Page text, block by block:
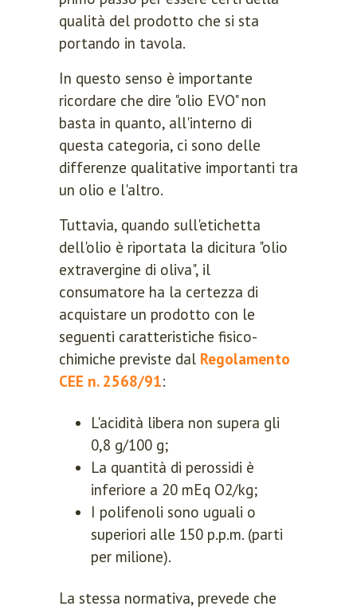
qualità del prodotto che si sta
portando in tavola.
In questo senso è importante
ricordare che dire "olio EVO" non
basta in quanto, all'interno di
questa categoria, ci sono delle
differenze qualitative importanti tra
un olio e l'altro.
Tuttavia, quando sull'etichetta
dell'olio è riportata la dicitura "olio
extravergine di oliva", il
consumatore ha la certezza di
acquistare un prodotto con le
seguenti caratteristiche fisico-
chimiche previste dal Regolamento
CEE n. 2568/91:
L'acidità libera non supera gli
0,8 g/100 g;
La quantità di perossidi è
inferiore a 20 mEq O2/kg;
I polifenoli sono uguali o
superiori alle 150 p.p.m. (parti
per milione).
La stessa normativa, prevede che